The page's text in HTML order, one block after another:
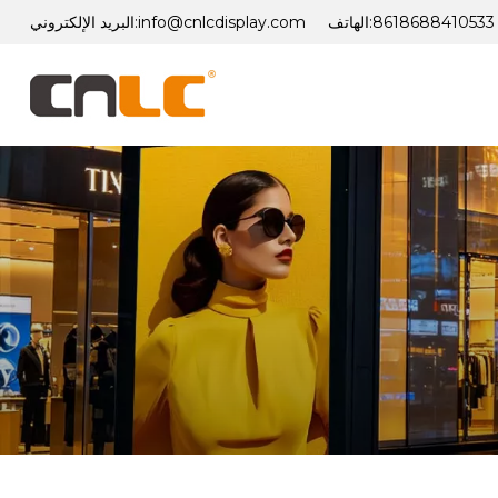
البريد الإلكتروني:info@cnlcdisplay.com الهاتف:8618688410533